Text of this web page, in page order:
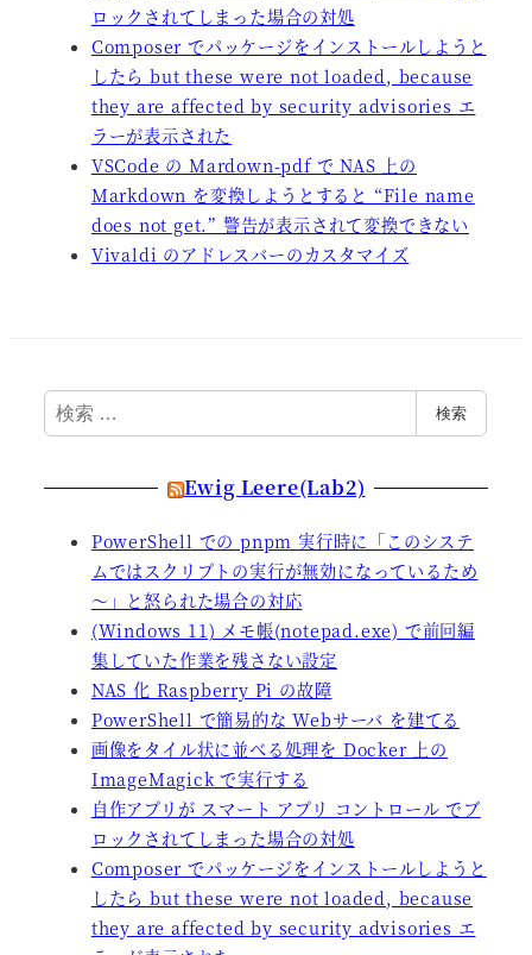
ロックされてしまった場合の対処
Composer でパッケージをインストールしようと
したら but these were not loaded, because
they are affected by security advisories エ
ラーが表示された
VSCode の Mardown-pdf で NAS 上の
Markdown を変換しようとすると “File name
does not get.” 警告が表示されて変換できない
Vivaldi のアドレスバーのカスタマイズ
検
索
検索
Ewig Leere(Lab2)
PowerShell での pnpm 実行時に「このシステ
ムではスクリプトの実行が無効になっているため
～」と怒られた場合の対応
(Windows 11) メモ帳(notepad.exe) で前回編
集していた作業を残さない設定
NAS 化 Raspberry Pi の故障
PowerShell で簡易的な Webサーバ を建てる
画像をタイル状に並べる処理を Docker 上の
ImageMagick で実行する
自作アプリが スマート アプリ コントロール でブ
ロックされてしまった場合の対処
Composer でパッケージをインストールしようと
したら but these were not loaded, because
they are affected by security advisories エ